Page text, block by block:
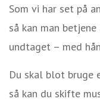
Som vi har set på
så kan man
undtaget – med
Du skal blot bruge
så kan du skifte